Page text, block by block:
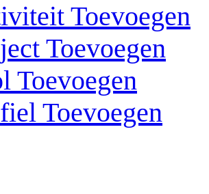
Toevoegen
Toevoegen
Toevoegen
Toevoegen